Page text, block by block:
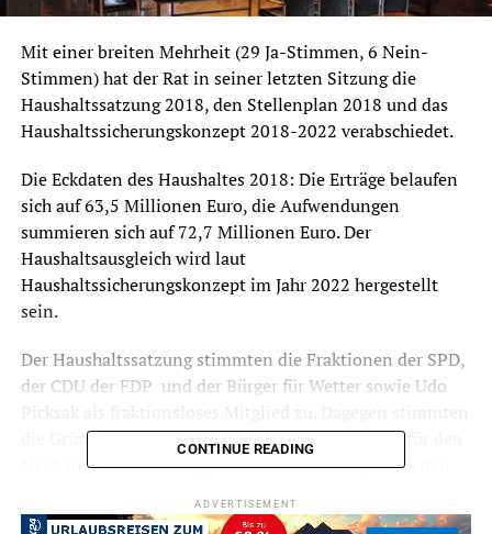
Mit einer breiten Mehrheit (29 Ja-Stimmen, 6 Nein-
Stimmen) hat der Rat in seiner letzten Sitzung die
Haushaltssatzung 2018, den Stellenplan 2018 und das
Haushaltssicherungskonzept 2018-2022 verabschiedet.
Die Eckdaten des Haushaltes 2018: Die Erträge belaufen
sich auf 63,5 Millionen Euro, die Aufwendungen
summieren sich auf 72,7 Millionen Euro. Der
Haushaltsausgleich wird laut
Haushaltssicherungskonzept im Jahr 2022 hergestellt
sein.
Der Haushaltssatzung stimmten die Fraktionen der SPD,
der CDU der FDP und der Bürger für Wetter sowie Udo
die Grünen und die CSR. 1,6 Millionen Euro sind für den
Neubau des Feuerwehrgerätehauses in Wengern in den
große Delegation der Feuerwehr unter den Zuschauern
CONTINUE READING
ADVERTISEMENT